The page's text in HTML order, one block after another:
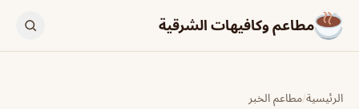
مطاعم وكافيهات الشرقية
الرئيسية/مطاعم الخبر